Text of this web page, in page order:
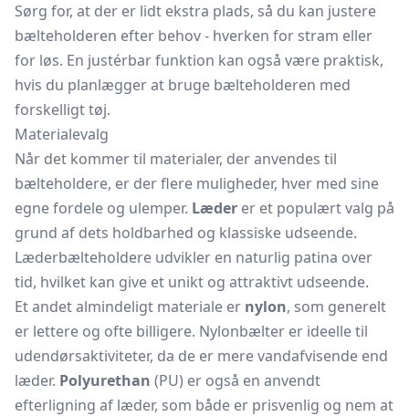
Sørg for, at der er lidt ekstra plads, så du kan justere
bælteholderen efter behov - hverken for stram eller
for løs. En justérbar funktion kan også være praktisk,
hvis du planlægger at bruge bælteholderen med
forskelligt tøj.
Materialevalg
Når det kommer til materialer, der anvendes til
bælteholdere, er der flere muligheder, hver med sine
egne fordele og ulemper. Læder er et populært valg på
grund af dets holdbarhed og klassiske udseende.
Læderbælteholdere udvikler en naturlig patina over
tid, hvilket kan give et unikt og attraktivt udseende.
Et andet almindeligt materiale er nylon, som generelt
er lettere og ofte billigere. Nylonbælter er ideelle til
udendørsaktiviteter, da de er mere vandafvisende end
læder. Polyurethan (PU) er også en anvendt
efterligning af læder, som både er prisvenlig og nem at